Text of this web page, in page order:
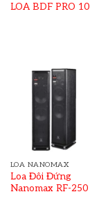
LOA BDF PRO 10
LOA NANOMAX
Loa Đôi Đứng
Nanomax RF-250